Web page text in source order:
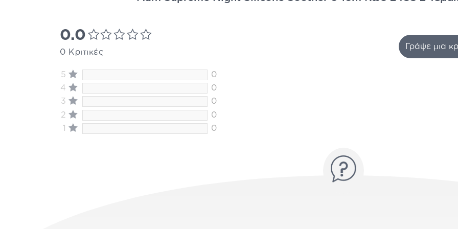
0.0
0 Κριτικές
5
0
4
0
3
0
2
0
1
0
Γράψε μια